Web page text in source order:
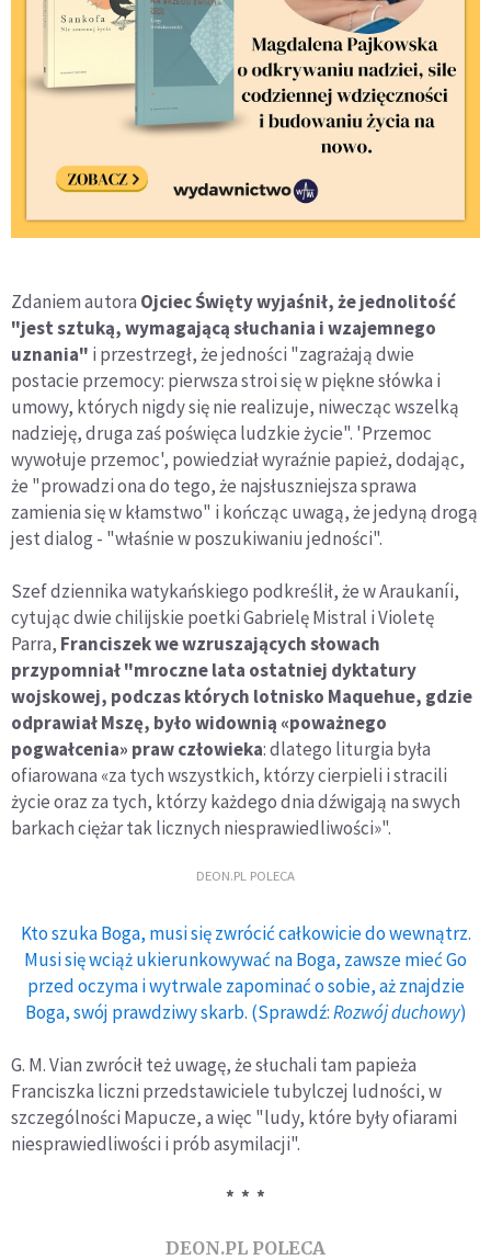
Zdaniem autora Ojciec Święty wyjaśnił, że jednolitość
"jest sztuką, wymagającą słuchania i wzajemnego
uznania" i przestrzegł, że jedności "zagrażają dwie
postacie przemocy: pierwsza stroi się w piękne słówka i
umowy, których nigdy się nie realizuje, niwecząc wszelką
nadzieję, druga zaś poświęca ludzkie życie". 'Przemoc
wywołuje przemoc', powiedział wyraźnie papież, dodając,
że "prowadzi ona do tego, że najsłuszniejsza sprawa
zamienia się w kłamstwo" i kończąc uwagą, że jedyną drogą
jest dialog - "właśnie w poszukiwaniu jedności".
Szef dziennika watykańskiego podkreślił, że w Araukaníi,
cytując dwie chilijskie poetki Gabrielę Mistral i Violetę
Parra, Franciszek we wzruszających słowach
przypomniał "mroczne lata ostatniej dyktatury
wojskowej, podczas których lotnisko Maquehue, gdzie
odprawiał Mszę, było widownią «poważnego
pogwałcenia» praw człowieka: dlatego liturgia była
ofiarowana «za tych wszystkich, którzy cierpieli i stracili
życie oraz za tych, którzy każdego dnia dźwigają na swych
barkach ciężar tak licznych niesprawiedliwości»".
DEON.PL POLECA
Kto szuka Boga, musi się zwrócić całkowicie do wewnątrz.
Musi się wciąż ukierunkowywać na Boga, zawsze mieć Go
przed oczyma i wytrwale zapominać o sobie, aż znajdzie
Boga, swój prawdziwy skarb. (Sprawdź:Rozwój duchowy)
G. M. Vian zwrócił też uwagę, że słuchali tam papieża
Franciszka liczni przedstawiciele tubylczej ludności, w
szczególności Mapucze, a więc "ludy, które były ofiarami
niesprawiedliwości i prób asymilacji".
* * *
DEON.PL POLECA